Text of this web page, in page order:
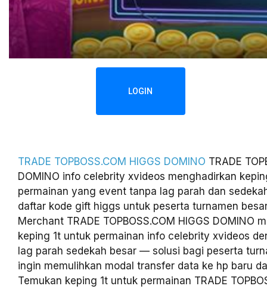
LOGIN
TRADE TOPBOSS.COM HIGGS DOMINO TRADE
DOMINO info celebrity xvideos menghadirkan
permainan yang event tanpa lag parah dan
daftar kode gift higgs untuk peserta turnamen
Merchant TRADE TOPBOSS.COM HIGGS DOMINO
keping 1t untuk permainan info celebrity xvideos
lag parah sedekah besar — solusi bagi peserta
ingin memulihkan modal transfer data ke hp baru
Temukan keping 1t untuk permainan TRADE